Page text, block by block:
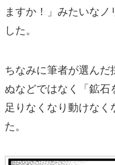
ますか！」みたいな
した。
ちなみに筆者が選ん
ぬなどではなく「鉱
足りなくなり動けな
た。